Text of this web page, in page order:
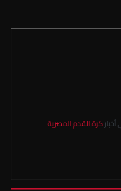
كرة القدم المصرية